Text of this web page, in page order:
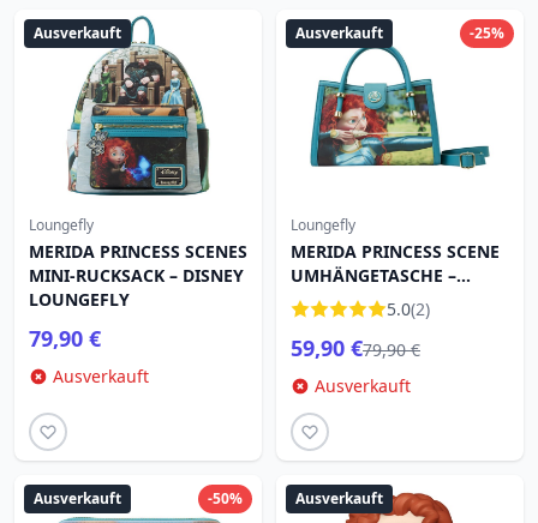
Ausverkauft
Loungefly
MERIDA PRINCESS SCENES
MINI-RUCKSACK – DISNEY
LOUNGEFLY
79,90 €
Ausverkauft
-25%
Ausverkauft
Loungefly
MERIDA PRINCESS SCENE
UMHÄNGETASCHE –
DISNEY LOUNGEFLY
5.0(2)
59,90 €79,90 €
Ausverkauft
-50%
Ausverkauft Ausverkauft